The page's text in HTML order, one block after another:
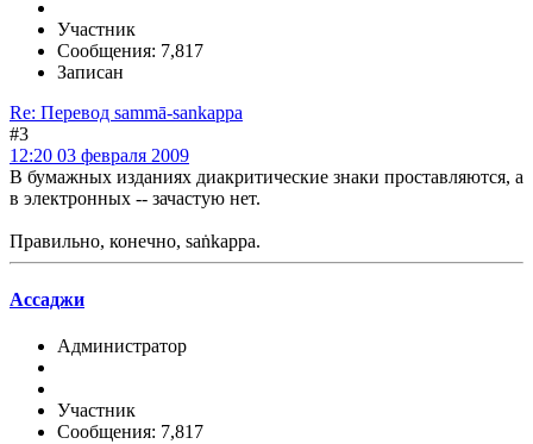
Участник
Сообщения: 7,817
Записан
Re: Перевод sammā-sankappa
#3
12:20 03 февраля 2009
В бумажных изданиях диакритические знаки проставляются, а
в электронных -- зачастую нет.
Правильно, конечно, saṅkappa.
Ассаджи
Администратор
Участник
Сообщения: 7,817